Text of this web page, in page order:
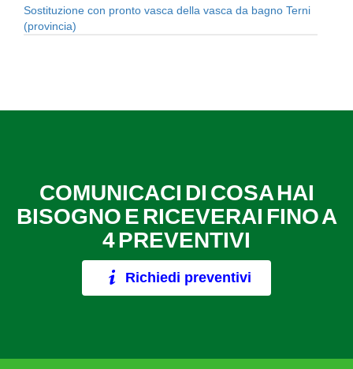
Sostituzione con pronto vasca della vasca da bagno Terni
(provincia)
COMUNICACI DI COSA HAI
BISOGNO E RICEVERAI FINO A
4 PREVENTIVI
Richiedi preventivi